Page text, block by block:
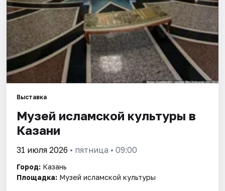
Выставка
Музей исламской культуры в
Казани
31 июля 2026 • пятница • 09:00
Город: Казань
Площадка: Музей исламской культуры